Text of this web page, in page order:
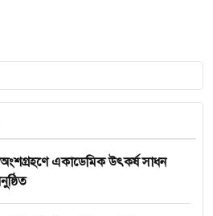
একাডেমিক উৎকর্ষ সাধন